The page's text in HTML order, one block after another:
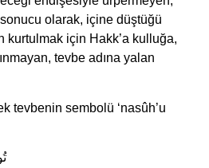
olarak, içine düştüğü
kurtulmak için Hakk’a kulluğa,
tevbe adına yalan
tevbenin sembolü ‘nasûh’u